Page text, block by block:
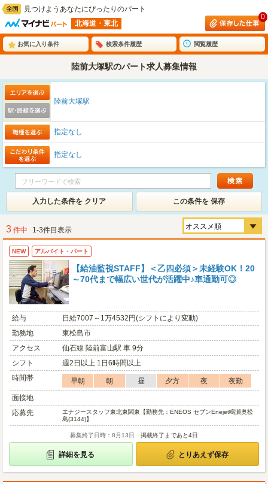
見つけようあなたにぴったりのパート
北海道・東北
0
お気に入り条件 検索条件履歴 閲覧履歴
陸前大塚駅のパート求人募集情報
陸前大塚駅
指定なし
指定なし
入力した条件を クリア この条件を 保存
3 件中 1-3件目表示
NEW アルバイト・パート
【給油監視STAFF】＜乙四必須＞未経験OK！20
～70代まで幅広い世代が活躍中♪車通勤可◎
給与
日給7007～1万4532円(シフトにより変動)
勤務地
東松島市
アクセス
仙石線 陸前富山駅 車 9分
シフト
週2日以上 1日6時間以上
時間帯
早朝 朝 昼 夕方 夜
夜勤
面接地
応募先
エナジースタッフ東北東関東【勤務先：ENEOS セブンEnejet鳴瀬奥松
島(3144)】
募集終了日時：8月13日 掲載終了まであと4日
詳細を見る とりあえず保存